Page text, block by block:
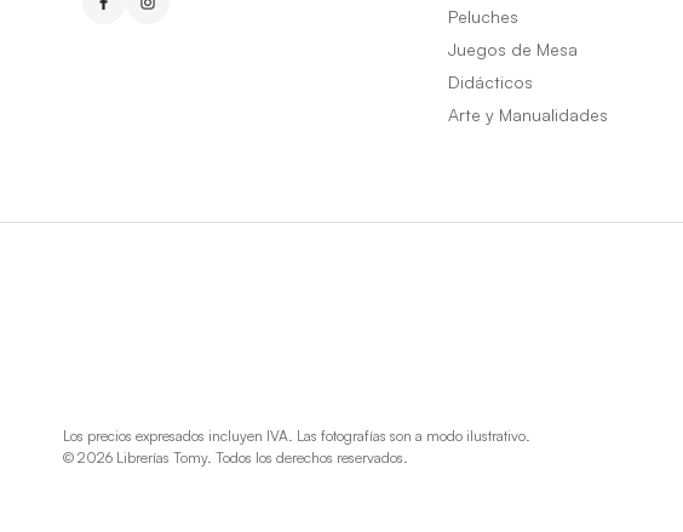
Peluches
Juegos de Mesa
Didácticos
Arte y Manualidades
Los precios expresados incluyen IVA. Las fotografías son a modo ilustrativo.
© 2026 Librerías Tomy. Todos los derechos reservados.